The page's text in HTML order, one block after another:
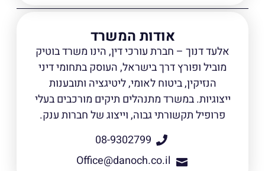
אודות המשרד
אלעד דנוך – חברת עורכי דין, הינו משרד בוטיק
מוביל ופורץ דרך בישראל, העוסק בתחומי דיני
הנזיקין, ביטוח לאומי, ליטיגציה ותובענות
ייצוגיות. במשרד מתנהלים תיקים מורכבים בעלי
פרופיל תקשורתי גבוה, וייצוג של חברות ענק.
08-9302799
Office@danoch.co.il